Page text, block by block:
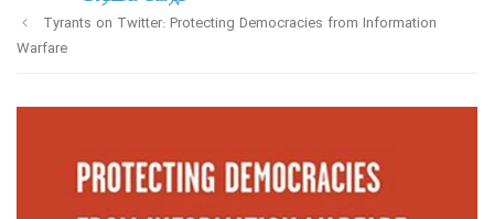
Tyrants on Twitter: Protecting Democracies from Information
Warfare